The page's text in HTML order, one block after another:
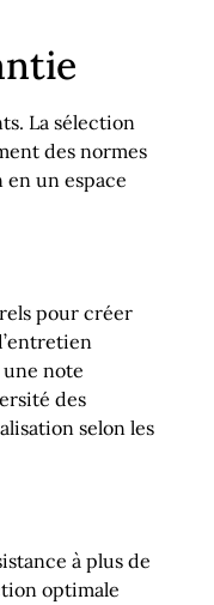
La sélection
des normes
en un espace
pour créer
une note
des
selon les
à plus de
optimale